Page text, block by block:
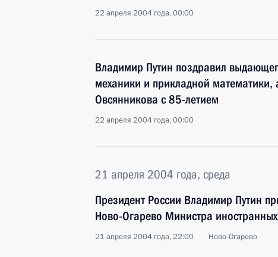
22 апреля 2004 года, 00:00
Владимир Путин поздравил
механики и прикладной
Овсянникова с 85-летием
22 апреля 2004 года, 00:00
21 апреля 2004 года, среда
Президент России Владимир Путин
Ново-Огарево Министра
21 апреля 2004 года, 22:00 Ново-Огарево